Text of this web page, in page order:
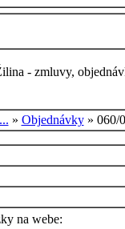
- zmluvy,
» Objednávky» 060/
na webe: